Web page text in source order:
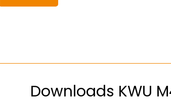
Downloads KWU